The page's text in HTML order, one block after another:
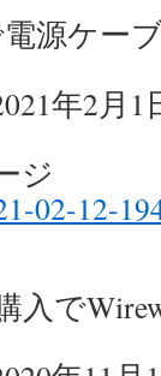
源ケー
年2月1
ジ
02-12-
入で